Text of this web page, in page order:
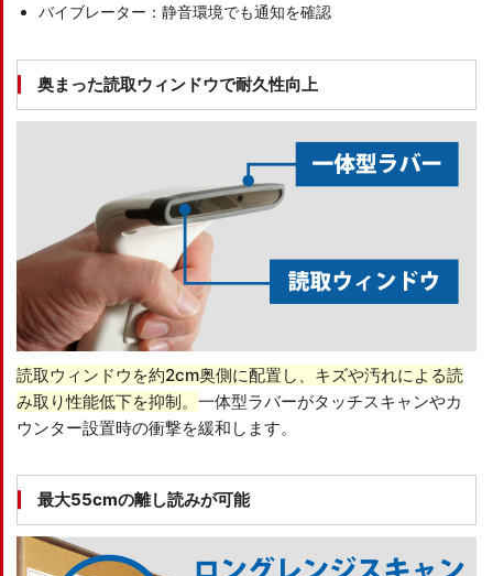
バイブレーター：静音環境でも通知を確認
奥まった読取ウィンドウで耐久性向上
読取ウィンドウを約2cm奥側に配置し、キズや汚れによる読
み取り性能低下を抑制。 一体型ラバーがタッチスキャンやカ
ウンター設置時の衝撃を緩和します。
最大55cmの離し読みが可能